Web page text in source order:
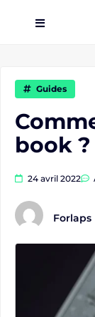
Événements
Localisation
Organisateur
Guides
book ?
24 avril 2022
Forlaps